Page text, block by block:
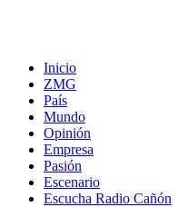
Inicio
ZMG
País
Mundo
Opinión
Empresa
Pasión
Escenario
Escucha Radio Cañón